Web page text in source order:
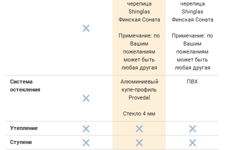
черепица
Shinglas
Финская Соната
Примечание: по
Вашим
пожеланиям
может быть
любая другая
черепица
Shinglas
Финская Соната
Примечание: по
Вашим
пожеланиям
может быть
любая другая
Система
остекления
Алюминиевый
купе-профиль
Provedal
Стекло 4 мм
ПВХ
Утепление
Ступени